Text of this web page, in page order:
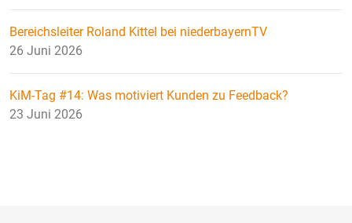
Bereichsleiter Roland Kittel bei niederbayernTV
26 Juni 2026
KiM-Tag #14: Was motiviert Kunden zu Feedback?
23 Juni 2026